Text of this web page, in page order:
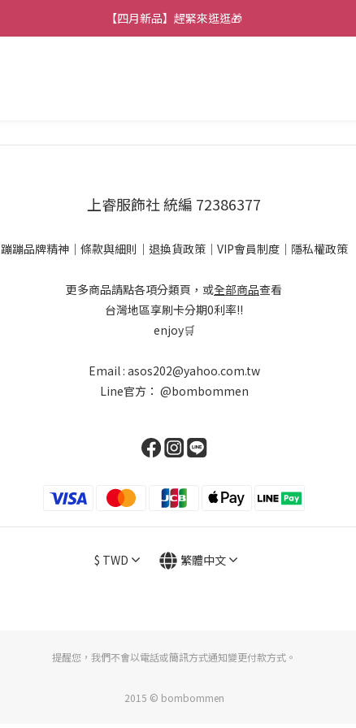
【七月新品】上架了!! 限時折扣優惠😍
【四月新品】趕緊來逛逛🎁
上睿服飾社 統編 72386377
蹦蹦品牌精神｜ 條款與細則 ｜ 退換貨政策｜ VIP會員制度｜ 隱私權政策
更多商品請點各項分類頁，或全部商品查看
台灣地區享刷卡分期0利率!!
enjoy🛒
Email : asos202@yahoo.com.tw
Line官方： @bombommen
$ TWD 繁體中文
提醒您，我們不會以電話或簡訊方式通知變更付款方式。
2015 © bombommen